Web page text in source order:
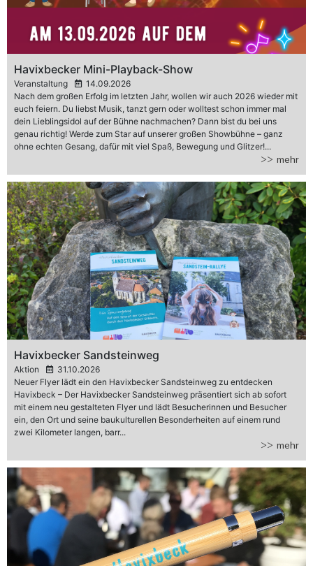
Havixbecker Mini-Playback-Show
Veranstaltung
14.09.2026
Nach dem großen Erfolg im letzten Jahr, wollen wir auch 2026 wieder mit
euch feiern. Du liebst Musik, tanzt gern oder wolltest schon immer mal
dein Lieblingsidol auf der Bühne nachmachen? Dann bist du bei uns
genau richtig! Werde zum Star auf unserer großen Showbühne – ganz
ohne echten Gesang, dafür mit viel Spaß, Bewegung und Glitzer!...
>> mehr
Havixbecker Sandsteinweg
Aktion
31.10.2026
Neuer Flyer lädt ein den Havixbecker Sandsteinweg zu entdecken
Havixbeck – Der Havixbecker Sandsteinweg präsentiert sich ab sofort
mit einem neu gestalteten Flyer und lädt Besucherinnen und Besucher
ein, den Ort und seine baukulturellen Besonderheiten auf einem rund
zwei Kilometer langen, barr...
>> mehr